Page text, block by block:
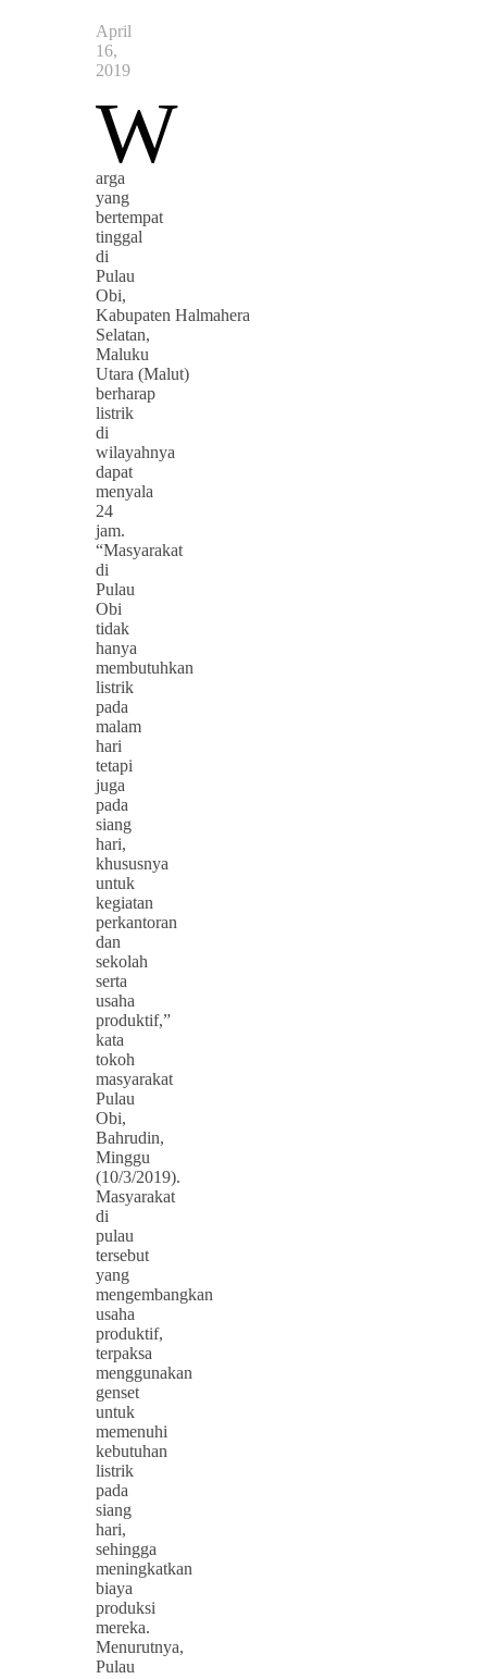
April
16,
2019
W
arga
yang
bertempat
tinggal
di
Pulau
Obi,
Kabupaten Halmahera
Selatan,
Maluku
Utara (Malut)
berharap
listrik
di
wilayahnya
dapat
menyala
24
jam.
“Masyarakat
di
Pulau
Obi
tidak
hanya
membutuhkan
listrik
pada
malam
hari
tetapi
juga
pada
siang
hari,
khususnya
untuk
kegiatan
perkantoran
dan
sekolah
serta
usaha
produktif,”
kata
tokoh
masyarakat
Pulau
Obi,
Bahrudin,
Minggu
(10/3/2019).
Masyarakat
di
pulau
tersebut
yang
mengembangkan
usaha
produktif,
terpaksa
menggunakan
genset
untuk
memenuhi
kebutuhan
listrik
pada
siang
hari,
sehingga
meningkatkan
biaya
produksi
mereka.
Menurutnya,
Pulau